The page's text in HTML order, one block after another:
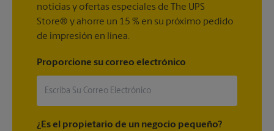
noticias y ofertas especiales de The UPS
Store® y ahorre un 15 % en su próximo pedido
de impresión en línea.
Proporcione su correo electrónico
¿Es el propietario de un negocio pequeño?